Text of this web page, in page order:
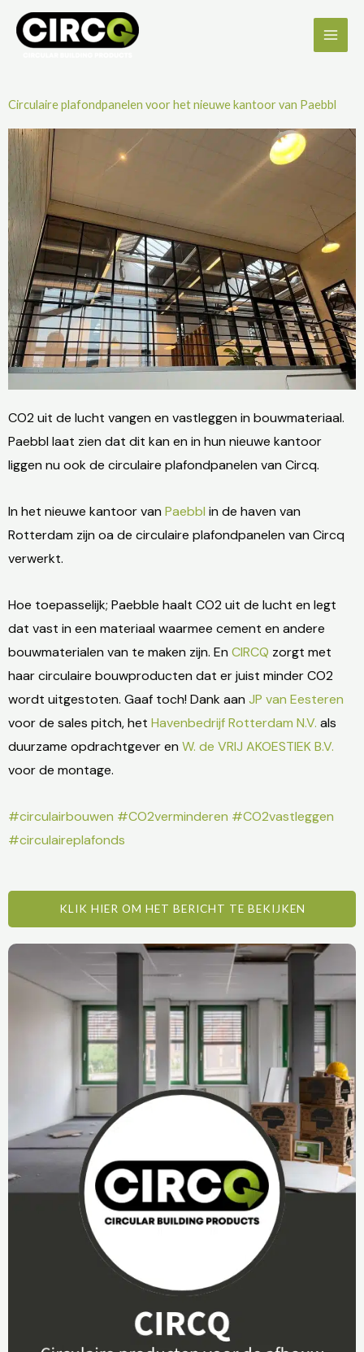
naar
Circulaire plafondpanelen voor het nieuwe kantoor van Paebbl
CO2 uit de lucht vangen en vastleggen in bouwmateriaal.
Paebbl laat zien dat dit kan en in hun nieuwe kantoor
liggen nu ook de circulaire plafondpanelen van Circq.
In het nieuwe kantoor vanPaebbl in de haven van
Rotterdam zijn oa de circulaire plafondpanelen van Circq
verwerkt.
Hoe toepasselijk; Paebble haalt CO2 uit de lucht en legt
dat vast in een materiaal waarmee cement en andere
bouwmaterialen van te maken zijn. EnCIRCQ zorgt met
haar circulaire bouwproducten dat er juist minder CO2
wordt uitgestoten. Gaaf toch! Dank aanJP van Eesteren
voor de sales pitch, het Havenbedrijf Rotterdam N.V. als
duurzame opdrachtgever enW. de VRIJ AKOESTIEK B.V.
voor de montage.
#circulairbouwen #CO2verminderen #CO2vastleggen
#circulaireplafonds
KLIK HIER OM HET BERICHT TE BEKIJKEN